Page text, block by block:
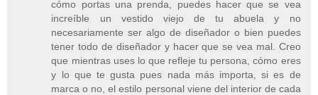
cómo portas una prenda, puedes hacer que se vea
increíble un vestido viejo de tu abuela y no
necesariamente ser algo de diseñador o bien puedes
tener todo de diseñador y hacer que se vea mal. Creo
que mientras uses lo que refleje tu persona, cómo eres
y lo que te gusta pues nada más importa, si es de
marca o no, el estilo personal viene del interior de cada